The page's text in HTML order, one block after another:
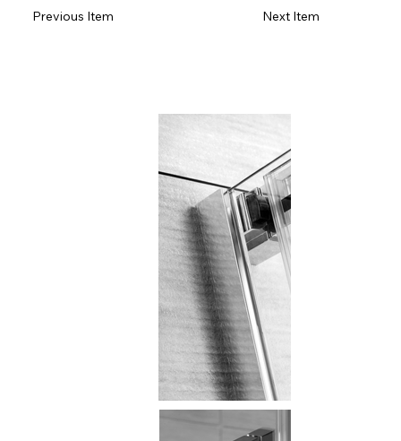
Next Item
Previous Item